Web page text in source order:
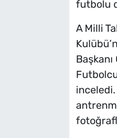
futbolu
A Milli